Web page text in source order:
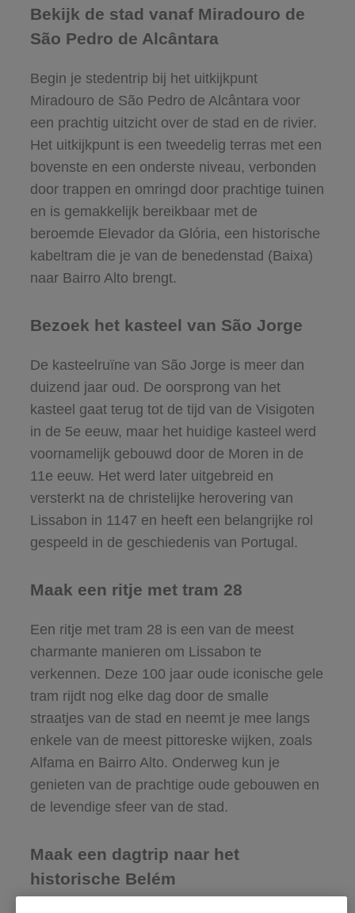
Bekijk de stad vanaf Miradouro de
São Pedro de Alcântara
Begin je stedentrip bij het uitkijkpunt
Miradouro de São Pedro de Alcântara voor
een prachtig uitzicht over de stad en de rivier.
Het uitkijkpunt is een tweedelig terras met een
bovenste en een onderste niveau, verbonden
door trappen en omringd door prachtige tuinen
en is gemakkelijk bereikbaar met de
beroemde Elevador da Glória, een historische
kabeltram die je van de benedenstad (Baixa)
naar Bairro Alto brengt.
Bezoek het kasteel van São Jorge
De kasteelruïne van São Jorge is meer dan
duizend jaar oud. De oorsprong van het
kasteel gaat terug tot de tijd van de Visigoten
in de 5e eeuw, maar het huidige kasteel werd
voornamelijk gebouwd door de Moren in de
11e eeuw. Het werd later uitgebreid en
versterkt na de christelijke herovering van
Lissabon in 1147 en heeft een belangrijke rol
gespeeld in de geschiedenis van Portugal.
Maak een ritje met tram 28
Een ritje met tram 28 is een van de meest
charmante manieren om Lissabon te
verkennen. Deze 100 jaar oude iconische gele
tram rijdt nog elke dag door de smalle
straatjes van de stad en neemt je mee langs
enkele van de meest pittoreske wijken, zoals
Alfama en Bairro Alto. Onderweg kun je
genieten van de prachtige oude gebouwen en
de levendige sfeer van de stad.
Maak een dagtrip naar het
historische Belém